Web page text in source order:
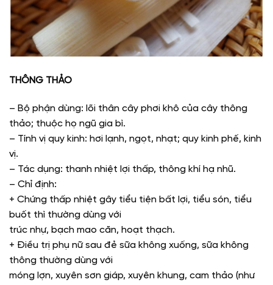
THÔNG THẢO
– Bộ phận dùng: lõi thân cây phơi khô của cây thông
thảo; thuộc họ ngũ gia bì.
– Tính vị quy kinh: hơi lạnh, ngọt, nhạt; quy kinh phế, kinh
vị.
– Tác dụng: thanh nhiệt lợi thấp, thông khí hạ nhũ.
– Chỉ định:
+ Chứng thấp nhiệt gây tiểu tiện bất lợi, tiểu són, tiểu
buốt thì thường dùng với
trúc nhự, bạch mao căn, hoạt thạch.
+ Điều trị phụ nữ sau đẻ sữa không xuống, sữa không
thông thường dùng với
móng lợn, xuyên sơn giáp, xuyên khung, cam thảo (như